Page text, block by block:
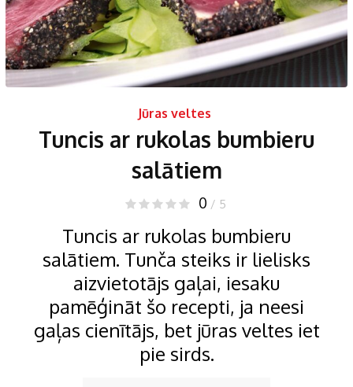
Jūras veltes
Tuncis ar rukolas bumbieru
salātiem
0 / 5
Tuncis ar rukolas bumbieru
salātiem. Tunča steiks ir lielisks
aizvietotājs gaļai, iesaku
pamēģināt šo recepti, ja neesi
gaļas cienītājs, bet jūras veltes iet
pie sirds.